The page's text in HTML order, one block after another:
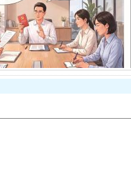
“小金库”的免责幌子